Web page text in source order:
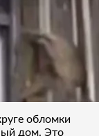
обломки
дом. Это